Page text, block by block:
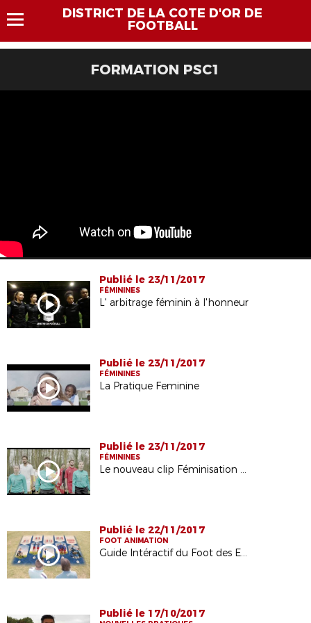
DISTRICT DE LA COTE D'OR DE
FOOTBALL
FORMATION PSC1
Publié le 23/11/2017
FÉMININES
L' arbitrage féminin à l'honneur
Publié le 23/11/2017
FÉMININES
La Pratique Feminine
Publié le 23/11/2017
FÉMININES
Le nouveau clip Féminisation de la FFF
Publié le 22/11/2017
FOOT ANIMATION
Guide Intéractif du Foot des Enfants
Publié le 17/10/2017